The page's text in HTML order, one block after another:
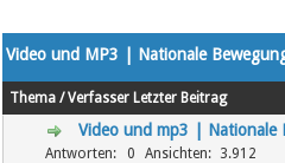
Video und MP3 | Nationale
Thema /Verfasser Letzter Beitrag
Video und mp3 | Nationale
0 3.912